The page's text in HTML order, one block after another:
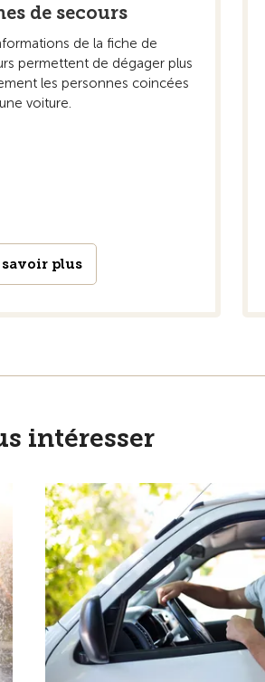
de secours
de la fiche de
permettent de dégager plus
les personnes coincées
voiture.
savoir plus
intéresser